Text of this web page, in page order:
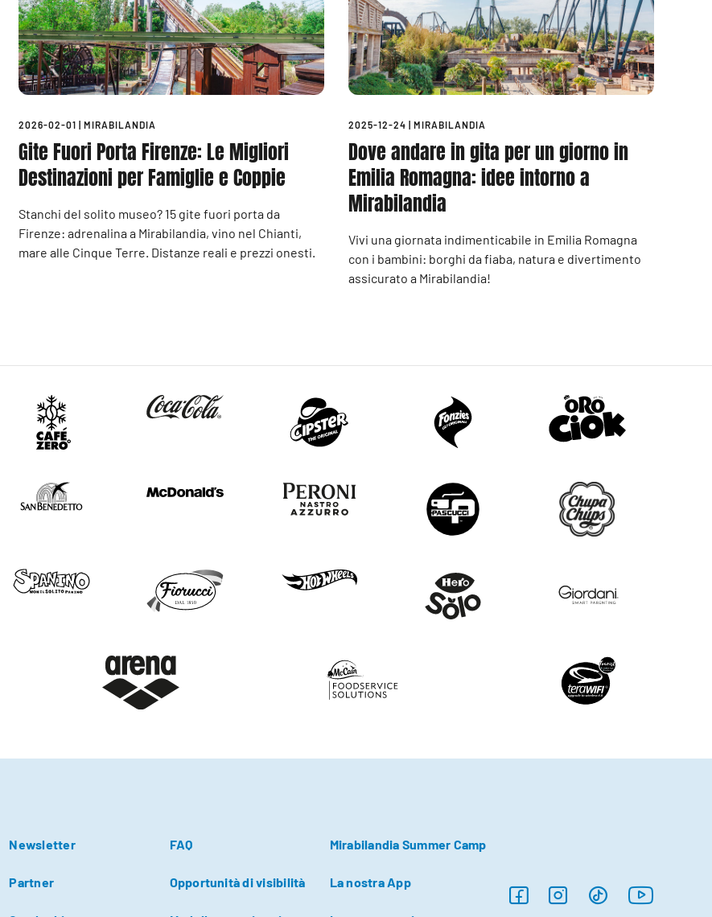
2026-02-01 | MIRABILANDIA
Gite Fuori Porta Firenze: Le Migliori
Destinazioni per Famiglie e Coppie
Stanchi del solito museo? 15 gite fuori porta da
Firenze: adrenalina a Mirabilandia, vino nel Chianti,
mare alle Cinque Terre. Distanze reali e prezzi onesti.
2025-12-24 | MIRABILANDIA
Dove andare in gita per un giorno in
Emilia Romagna: idee intorno a
Mirabilandia
Vivi una giornata indimenticabile in Emilia Romagna
con i bambini: borghi da fiaba, natura e divertimento
assicurato a Mirabilandia!
Newsletter FAQ Mirabilandia Summer Camp
Partner Opportunità di visibilità La nostra App